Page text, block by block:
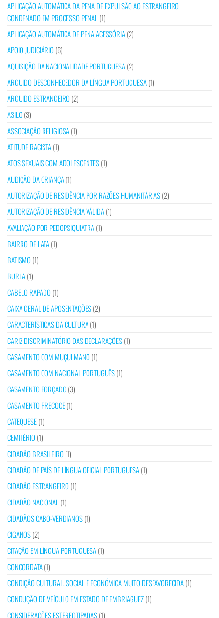
APLICAÇÃO AUTOMÁTICA DA PENA DE EXPULSÃO AO ESTRANGEIRO
CONDENADO EM PROCESSO PENAL (1)
APLICAÇÃO AUTOMÁTICA DE PENA ACESSÓRIA(2)
APOIO JUDICIÁRIO (6)
AQUISIÇÃO DA NACIONALIDADE PORTUGUESA(2)
ARGUIDO DESCONHECEDOR DA LÍNGUA PORTUGUESA(1)
ARGUIDO ESTRANGEIRO (2)
ASILO (3)
ASSOCIAÇÃO RELIGIOSA(1)
ATITUDE RACISTA(1)
ATOS SEXUAIS COM ADOLESCENTES(1)
AUDIÇÃO DA CRIANÇA(1)
AUTORIZAÇÃO DE RESIDÊNCIA POR RAZÕES HUMANITÁRIAS(2)
AUTORIZAÇÃO DE RESIDÊNCIA VÁLIDA(1)
AVALIAÇÃO POR PEDOPSIQUIATRA(1)
BAIRRO DE LATA(1)
BATISMO (1)
BURLA(1)
CABELO RAPADO (1)
CAIXA GERAL DE APOSENTAÇÕES(2)
CARACTERÍSTICAS DA CULTURA(1)
CARIZ DISCRIMINATÓRIO DAS DECLARAÇÕES(1)
CASAMENTO COM MUÇULMANO (1)
CASAMENTO COM NACIONAL PORTUGUÊS(1)
CASAMENTO FORÇADO (3)
CASAMENTO PRECOCE(1)
CATEQUESE(1)
CEMITÉRIO (1)
CIDADÃO BRASILEIRO (1)
CIDADÃO DE PAÍS DE LÍNGUA OFICIAL PORTUGUESA(1)
CIDADÃO ESTRANGEIRO (1)
CIDADÃO NACIONAL (1)
CIDADÃOS CABO-VERDIANOS(1)
CIGANOS(2)
CITAÇÃO EM LÍNGUA PORTUGUESA(1)
CONCORDATA(1)
CONDIÇÃO CULTURAL, SOCIAL E ECONÓMICA MUITO DESFAVORECIDA(1)
CONDUÇÃO DE VEÍCULO EM ESTADO DE EMBRIAGUEZ(1)
CONSIDERAÇÕES ESTEREOTIPADAS(1)